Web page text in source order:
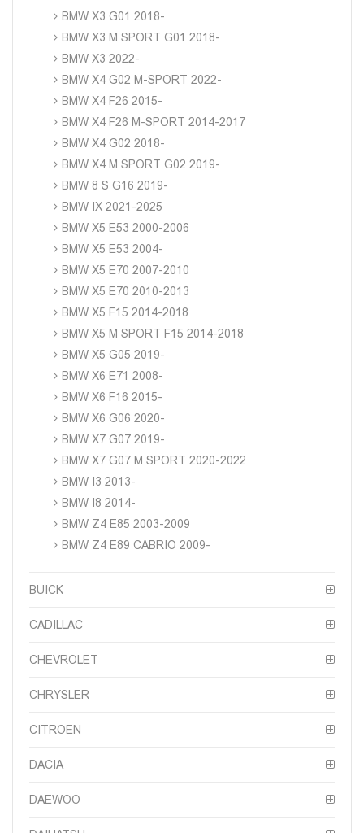
BMW X3 G01 2018-
BMW X3 M SPORT G01 2018-
BMW X3 2022-
BMW X4 G02 M-SPORT 2022-
BMW X4 F26 2015-
BMW X4 F26 M-SPORT 2014-2017
BMW X4 G02 2018-
BMW X4 M SPORT G02 2019-
BMW 8 S G16 2019-
BMW IX 2021-2025
BMW X5 E53 2000-2006
BMW X5 E53 2004-
BMW X5 E70 2007-2010
BMW X5 E70 2010-2013
BMW X5 F15 2014-2018
BMW X5 M SPORT F15 2014-2018
BMW X5 G05 2019-
BMW X6 E71 2008-
BMW X6 F16 2015-
BMW X6 G06 2020-
BMW X7 G07 2019-
BMW X7 G07 M SPORT 2020-2022
BMW I3 2013-
BMW I8 2014-
BMW Z4 E85 2003-2009
BMW Z4 E89 CABRIO 2009-
BUICK
CADILLAC
CHEVROLET
CHRYSLER
CITROEN
DACIA
DAEWOO